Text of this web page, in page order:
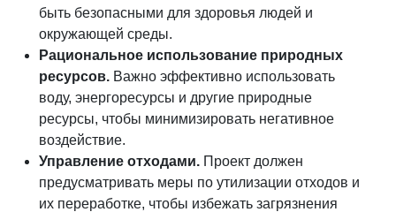
быть безопасными для здоровья людей и
окружающей среды.
Рациональное использование природных
ресурсов. Важно эффективно использовать
воду, энергоресурсы и другие природные
ресурсы, чтобы минимизировать негативное
воздействие.
Управление отходами. Проект должен
предусматривать меры по утилизации отходов и
их переработке, чтобы избежать загрязнения